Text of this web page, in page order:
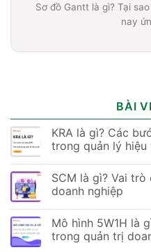
Sơ đồ Gantt là gì? Tại
nay
BÀI
KRA là gì? Các
trong quản lý hiệu
SCM là gì? Vai
doanh nghiệp
Mô hình 5W1H là
trong quản trị